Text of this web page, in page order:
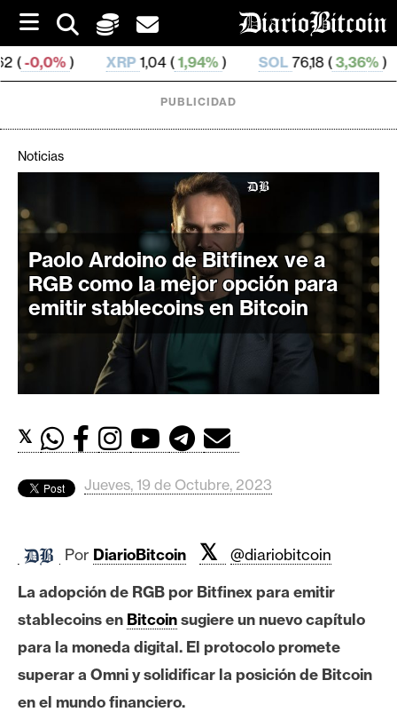
i
p
t
o
XRP1,04 ( 1,94%) SOL76,18 ( 3,36%) TRX
r
p
t
o
c
d
s
B
t
c
o
n
PUBLICIDAD
Noticias
Paolo Ardoino de Bitfinex ve a
RGB como la mejor opción para
emitir stablecoins en Bitcoin
𝕏
Jueves, 19 de Octubre, 2023
Por DiarioBitcoin 𝕏
@diariobitcoin
La adopción de RGB por Bitfinex para emitir
stablecoins en Bitcoinsugiere un nuevo capítulo
para la moneda digital. El protocolo promete
superar a Omni y solidificar la posición de Bitcoin
en el mundo financiero.